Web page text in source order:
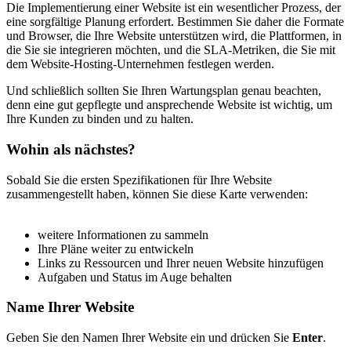
Die Implementierung einer Website ist ein wesentlicher Prozess, der
eine sorgfältige Planung erfordert. Bestimmen Sie daher die Formate
und Browser, die Ihre Website unterstützen wird, die Plattformen, in
die Sie sie integrieren möchten, und die SLA-Metriken, die Sie mit
dem Website-Hosting-Unternehmen festlegen werden.
Und schließlich sollten Sie Ihren Wartungsplan genau beachten,
denn eine gut gepflegte und ansprechende Website ist wichtig, um
Ihre Kunden zu binden und zu halten.
Wohin als nächstes?
Sobald Sie die ersten Spezifikationen für Ihre Website
zusammengestellt haben, können Sie diese Karte verwenden:
weitere Informationen zu sammeln
Ihre Pläne weiter zu entwickeln
Links zu Ressourcen und Ihrer neuen Website hinzufügen
Aufgaben und Status im Auge behalten
Name Ihrer Website
Geben Sie den Namen Ihrer Website ein und drücken Sie Enter.